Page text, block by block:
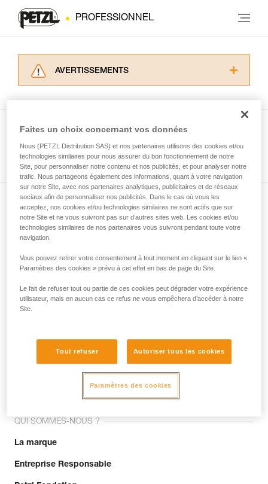
PROFESSIONNEL
AVERTISSEMENTS
informations de la notice technique pour
d’informations.
Maîtriser ces techniques nécessite une
formation et un entraînement spécifique. Validez
avec un professionnel votre capacité à refaire
la manipulation, seul, en toute sécurité, avant
de la reproduire en autonomie.
Nous donnons des exemples de techniques
Voir tous les conseils
Abonnez-vous à la newsletter
et restez connecté à notre actualité
Email *
Rejoignez la communauté !
QUI SOMMES-NOUS ?
La marque
Entreprise Responsable
Faites un choix concernant vos données
Nous (PETZL Distribution SAS) et nos partenaires utilisons des cookies et/ou
technologies similaires pour nous assurer du bon fonctionnement de notre
Site, pour personnaliser notre contenu et nos publicités, et pour analyser notre
trafic. Nous partageons également des informations, quant à votre navigation
sur notre Site, avec nos partenaires analytiques, publicitaires et de réseaux
sociaux afin de personnaliser nos publicités. Dans le cas où vous les
acceptez, nos cookies et/ou technologies similaires ne sont actifs que sur
notre Site et ne vous suivront pas sur d’autres sites web. Les cookies et/ou
technologies similaires de nos partenaires vous suivront pendant toute votre
navigation.
Vous pouvez retirer votre consentement à tout moment en cliquant sur le lien «
Paramètres des cookies » prévu à cet effet en bas de page du Site.
Le fait de refuser tout ou partie de ces cookies peut dégrader votre expérience
utilisateur, mais en aucun cas ce refus ne vous empêchera d’accéder à notre
Site.
Tout refuser Autoriser tous les cookies
Paramètres des cookies